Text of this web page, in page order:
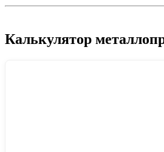
Калькулятор